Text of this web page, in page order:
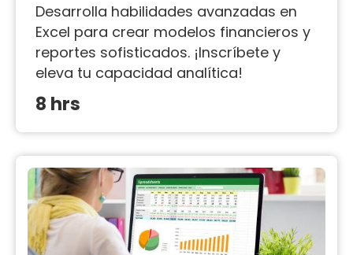
Desarrolla habilidades avanzadas en
Excel para crear modelos financieros y
reportes sofisticados. ¡Inscríbete y
eleva tu capacidad analítica!
8 hrs